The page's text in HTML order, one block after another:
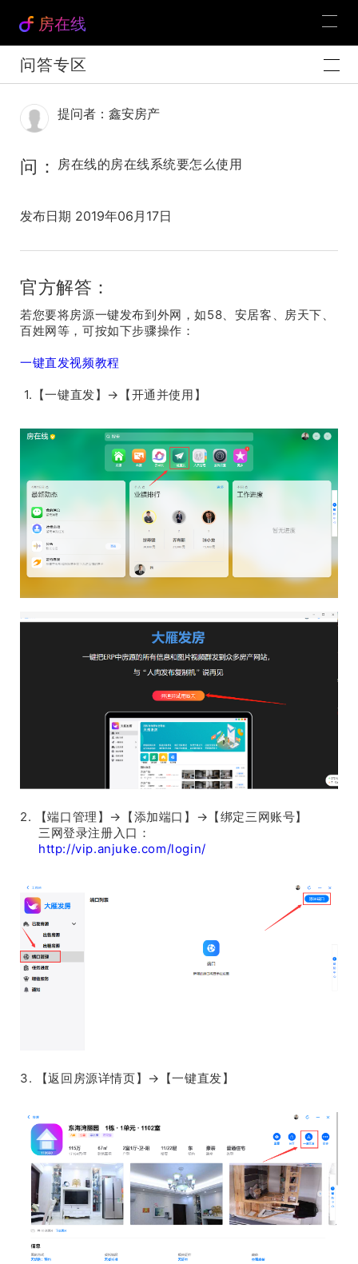
房在线
问答专区
提问者：鑫安房产
问： 房在线的房在线系统要怎么使用
发布日期 2019年06月17日
官方解答：
若您要将房源一键发布到外网，如58、安居客、房天下、
百姓网等，可按如下步骤操作：
一键直发视频教程
1.【一键直发】→【开通并使用】
2. 【端口管理】→【添加端口】→【绑定三网账号】
三网登录注册入口：
http://vip.anjuke.com/login/
3. 【返回房源详情页】→【一键直发】